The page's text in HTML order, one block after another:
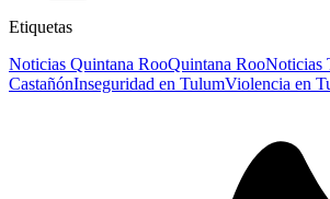
Etiquetas
Noticias Quintana RooQuintana RooNoticias
CastañónInseguridad en TulumViolencia en